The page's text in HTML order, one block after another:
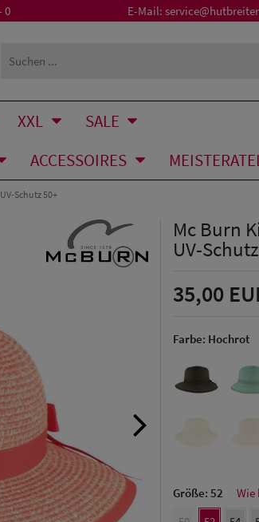
0 E-Mail:
XXL
SALE
ACCESSOIRES
Schutz 50+
Mc Burn
UV-
35,00
Farbe: Hochrot
Größe: 52
Wie